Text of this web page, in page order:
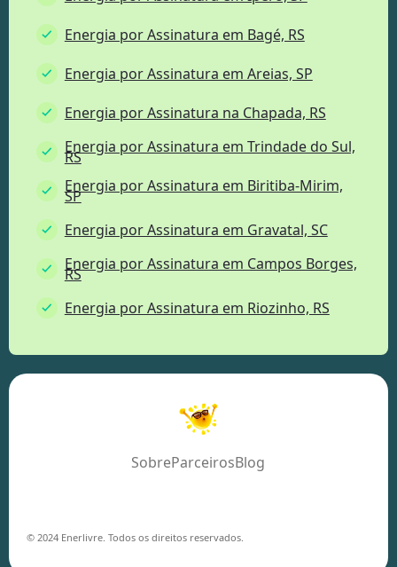
Energia por Assinatura em Bagé, RS
Energia por Assinatura em Areias, SP
Energia por Assinatura na Chapada, RS
Energia por Assinatura em Trindade do Sul,
RS
Energia por Assinatura em Biritiba-Mirim,
SP
Energia por Assinatura em Gravatal, SC
Energia por Assinatura em Campos Borges,
RS
Energia por Assinatura em Riozinho, RS
© 2024 Enerlivre. Todos os direitos reservados.
SobreParceirosBlog